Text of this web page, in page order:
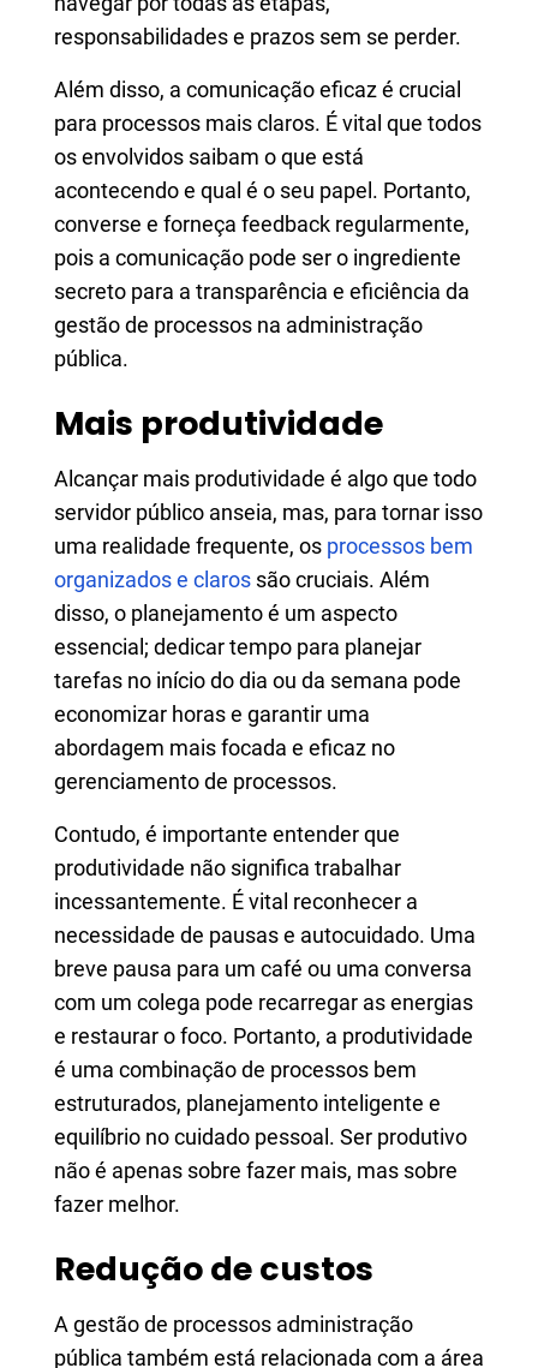
responsabilidades e prazos sem se perder.
Além disso, a comunicação eficaz é crucial
para processos mais claros. É vital que todos
os envolvidos saibam o que está
acontecendo e qual é o seu papel. Portanto,
converse e forneça feedback regularmente,
pois a comunicação pode ser o ingrediente
secreto para a transparência e eficiência da
gestão de processos na administração
pública.
Mais produtividade
Alcançar mais produtividade é algo que todo
servidor público anseia, mas, para tornar isso
uma realidade frequente, os processos bem
organizados e claros são cruciais. Além
disso, o planejamento é um aspecto
essencial; dedicar tempo para planejar
tarefas no início do dia ou da semana pode
economizar horas e garantir uma
abordagem mais focada e eficaz no
gerenciamento de processos.
Contudo, é importante entender que
produtividade não significa trabalhar
incessantemente. É vital reconhecer a
necessidade de pausas e autocuidado. Uma
breve pausa para um café ou uma conversa
com um colega pode recarregar as energias
e restaurar o foco. Portanto, a produtividade
é uma combinação de processos bem
estruturados, planejamento inteligente e
equilíbrio no cuidado pessoal. Ser produtivo
não é apenas sobre fazer mais, mas sobre
fazer melhor.
Redução de custos
A gestão de processos administração
pública também está relacionada com a área